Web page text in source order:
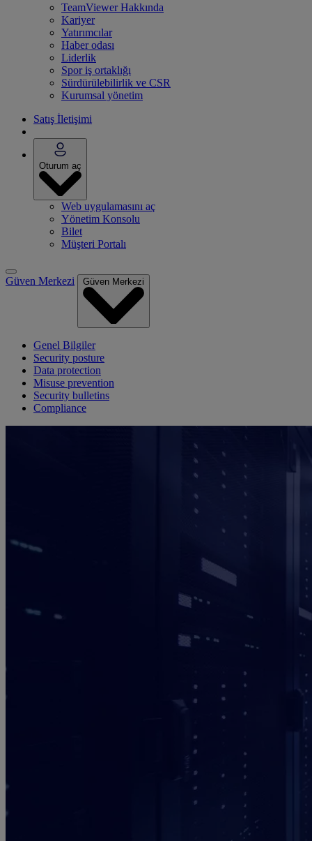
TeamViewer Hakkında
Kariyer
Yatırımcılar
Haber odası
Liderlik
Spor iş ortaklığı
Sürdürülebilirlik ve CSR
Kurumsal yönetim
Satış İletişimi
Oturum aç
Web uygulamasını aç
Yönetim Konsolu
Bilet
Müşteri Portalı
Güven Merkezi Güven Merkezi
Genel Bilgiler
Security posture
Data protection
Misuse prevention
Security bulletins
Compliance